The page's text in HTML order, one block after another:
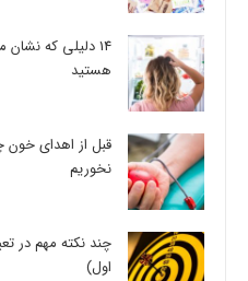
14 دلیلی که
هستید
قبل از اهدای
نخوریم
چند نکته مهم
اول)